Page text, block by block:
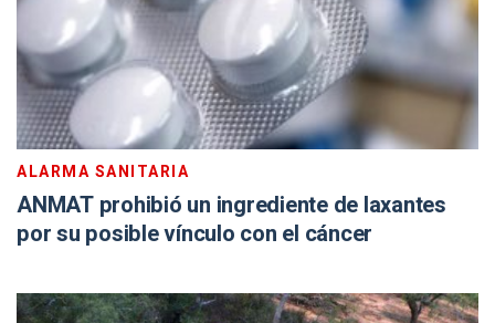
ALARMA SANITARIA
ANMAT prohibió un ingrediente de laxantes
por su posible vínculo con el cáncer